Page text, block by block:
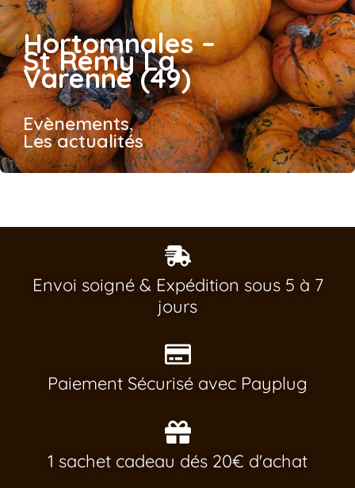
Hortomnales –
St Rémy La
Varenne (49)
Evènements,
Les actualités
Envoi soigné & Expédition sous 5 à 7
jours
Paiement Sécurisé avec Payplug
1 sachet cadeau dés 20€ d'achat